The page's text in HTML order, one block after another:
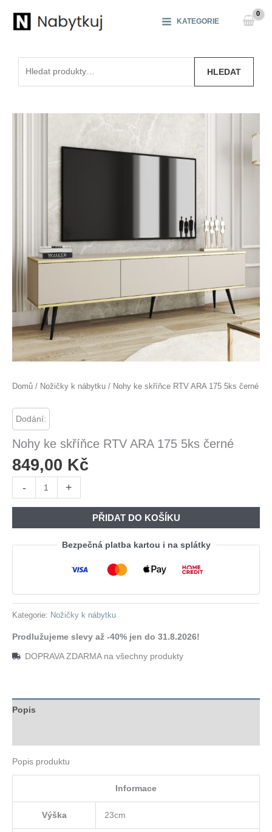
KATEGORIE
HLEDAT
Domů / Nožičky k nábytku / Nohy ke skříňce RTV ARA 175 5ks černé
Dodání:
Nohy ke skříňce RTV ARA 175 5ks černé
849,00 Kč
-
ke
RTV
ARA
množství
+
PŘIDAT DO KOŠÍKU
Bezpečná platba kartou i na splátky
Kategorie: Nožičky k nábytku
Prodlužujeme slevy až -40% jen do 31.8.2026!
DOPRAVA ZDARMA na všechny produkty
Popis
Popis produktu
Informace
Výška 23cm